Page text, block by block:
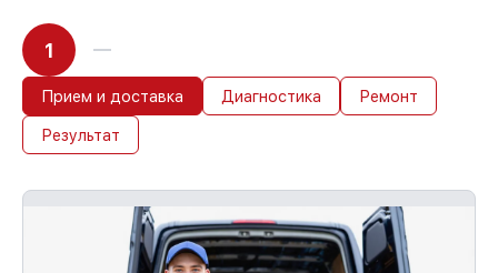
1
Прием и доставка Диагностика Ремонт
Результат